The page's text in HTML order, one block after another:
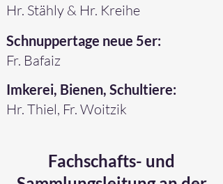
Hr. Stähly & Hr. Kreihe
Schnuppertage neue 5er:
Fr. Bafaiz
Imkerei, Bienen, Schultiere:
Hr. Thiel, Fr. Woitzik
Fachschafts- und